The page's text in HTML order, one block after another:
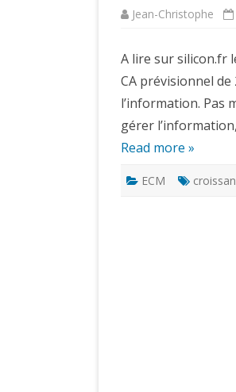
Jean-Christophe
A lire sur silicon.fr
CA prévisionnel
l’information. Pas
gérer
Read more »
ECM